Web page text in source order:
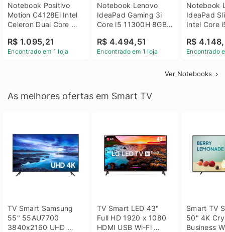
Notebook Positivo
Motion C4128Ei Intel
Celeron Dual Core
Linux 14 - 3002181
R$ 1.095,21
Encontrado em 1 loja
Notebook Lenovo
IdeaPad Gaming 3i
Core i5 11300H 8GB
GTX 1650 4GB 15.6
FHD Linux - Preto
R$ 4.494,51
Encontrado em 1 loja
Notebook
IdeaPad
Intel Core
SSD Win
R$
Encontrado
Ver Notebooks
As melhores ofertas em Smart TV
TV Smart Samsung
55" 55AU7700
3840x2160 UHD
TV Smart LED 43"
Full HD 1920 x 1080
HDMI USB Wi-Fi
Smart TV
50" 4K
Business